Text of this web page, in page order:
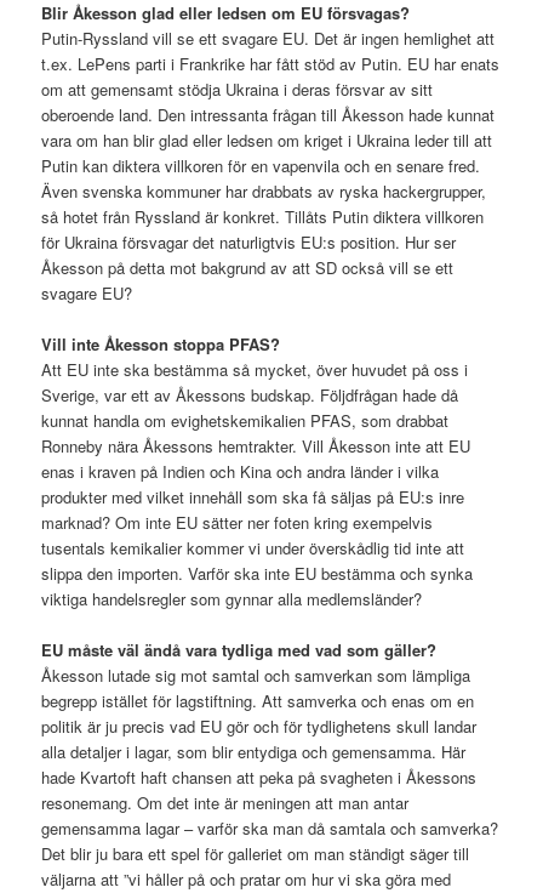
Blir Åkesson glad eller ledsen om EU försvagas?
Putin-Ryssland vill se ett svagare EU. Det är ingen hemlighet att
t.ex. LePens parti i Frankrike har fått stöd av Putin. EU har enats
om att gemensamt stödja Ukraina i deras försvar av sitt
oberoende land. Den intressanta frågan till Åkesson hade kunnat
vara om han blir glad eller ledsen om kriget i Ukraina leder till att
Putin kan diktera villkoren för en vapenvila och en senare fred.
Även svenska kommuner har drabbats av ryska hackergrupper,
så hotet från Ryssland är konkret. Tillåts Putin diktera villkoren
för Ukraina försvagar det naturligtvis EU:s position. Hur ser
Åkesson på detta mot bakgrund av att SD också vill se ett
svagare EU?
Vill inte Åkesson stoppa PFAS?
Att EU inte ska bestämma så mycket, över huvudet på oss i
Sverige, var ett av Åkessons budskap. Följdfrågan hade då
kunnat handla om evighetskemikalien PFAS, som drabbat
Ronneby nära Åkessons hemtrakter. Vill Åkesson inte att EU
enas i kraven på Indien och Kina och andra länder i vilka
produkter med vilket innehåll som ska få säljas på EU:s inre
marknad? Om inte EU sätter ner foten kring exempelvis
tusentals kemikalier kommer vi under överskådlig tid inte att
slippa den importen. Varför ska inte EU bestämma och synka
viktiga handelsregler som gynnar alla medlemsländer?
EU måste väl ändå vara tydliga med vad som gäller?
Åkesson lutade sig mot samtal och samverkan som lämpliga
begrepp istället för lagstiftning. Att samverka och enas om en
politik är ju precis vad EU gör och för tydlighetens skull landar
alla detaljer i lagar, som blir entydiga och gemensamma. Här
hade Kvartoft haft chansen att peka på svagheten i Åkessons
resonemang. Om det inte är meningen att man antar
gemensamma lagar – varför ska man då samtala och samverka?
Det blir ju bara ett spel för galleriet om man ständigt säger till
väljarna att ”vi håller på och pratar om hur vi ska göra med